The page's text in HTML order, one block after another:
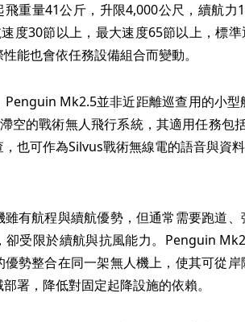
飛重量41公斤，升限4,000公尺，續航力
度30節以上，最大速度65節以上，標
能也會依任務設備組合而變動。
Penguin Mk2.5並非近距離巡查用的小
空的戰術無人飛行系統，其適用任務包
也可作為Silvus戰術無線電的語音與資料
有航程與續航優勢，但通常需要跑道
卻受限於續航與抗風能力。Penguin
優勢整合在同一架無人機上，使其可從
署，降低對固定起降設施的依賴。